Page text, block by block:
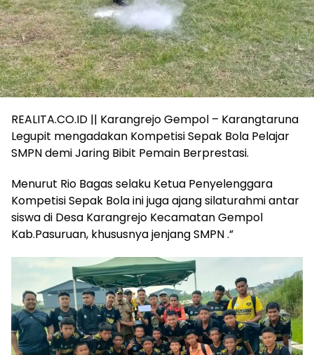
REALITA.CO.ID || Karangrejo Gempol – Karangtaruna
Legupit mengadakan Kompetisi Sepak Bola Pelajar
SMPN demi Jaring Bibit Pemain Berprestasi.
Menurut Rio Bagas selaku Ketua Penyelenggara
Kompetisi Sepak Bola ini juga ajang silaturahmi antar
siswa di Desa Karangrejo Kecamatan Gempol
Kab.Pasuruan, khususnya jenjang SMPN .”